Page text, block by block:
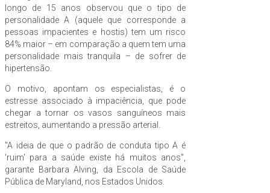
longo de 15 anos observou que o tipo de
personalidade A (aquele que corresponde a
pessoas impacientes e hostis) tem um risco
84% maior – em comparação a quem tem uma
personalidade mais tranquila – de sofrer de
hipertensão.
O motivo, apontam os especialistas, é o
estresse associado à impaciência, que pode
chegar a tornar os vasos sanguíneos mais
estreitos, aumentando a pressão arterial.
"A ideia de que o padrão de conduta tipo A é
'ruim' para a saúde existe há muitos anos",
garante Barbara Alving, da Escola de Saúde
Pública de Maryland, nos Estados Unidos.